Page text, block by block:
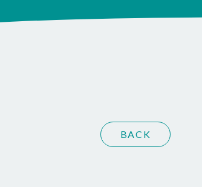
BACK